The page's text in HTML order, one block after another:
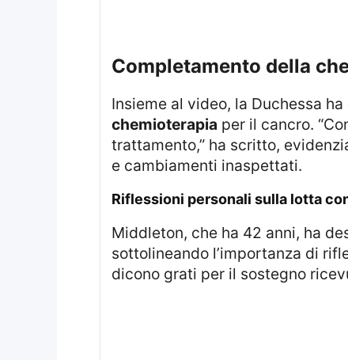
completamento della
Insieme al video, la Duchessa
chemioterapia per il cancro.
trattamento,” ha scritto,
e cambiamenti inaspettati.
riflessioni personali sulla lotta
Middleton, che ha 42 anni, ha
sottolineando l’importanza di
dicono grati per il sostegno